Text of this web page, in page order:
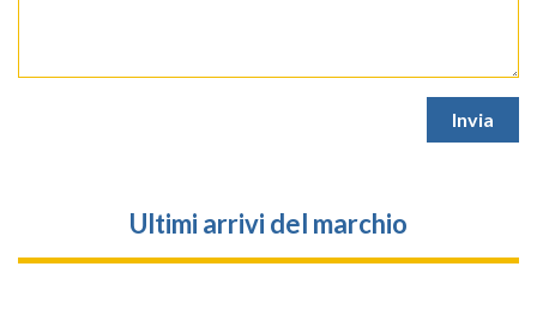
Ultimi arrivi del marchio